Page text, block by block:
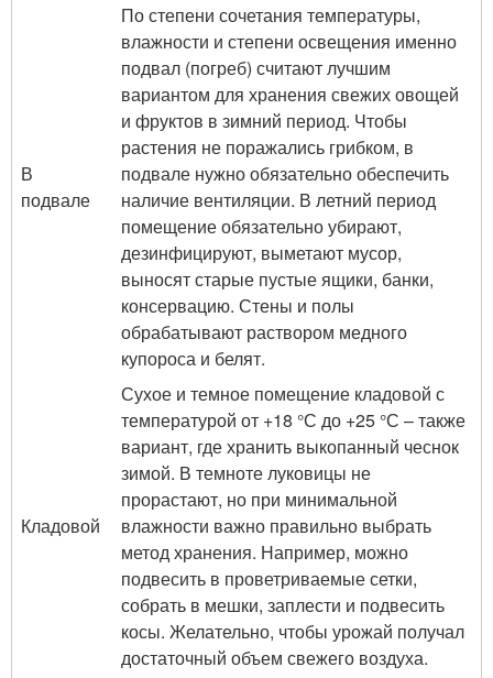
В
подвале
По степени сочетания температуры,
влажности и степени освещения именно
подвал (погреб) считают лучшим
вариантом для хранения свежих овощей
и фруктов в зимний период. Чтобы
растения не поражались грибком, в
подвале нужно обязательно обеспечить
наличие вентиляции. В летний период
помещение обязательно убирают,
дезинфицируют, выметают мусор,
выносят старые пустые ящики, банки,
консервацию. Стены и полы
обрабатывают раствором медного
купороса и белят.
Кладовой
Сухое и темное помещение кладовой с
температурой от +18 °С до +25 °С – также
вариант, где хранить выкопанный чеснок
зимой. В темноте луковицы не
прорастают, но при минимальной
влажности важно правильно выбрать
метод хранения. Например, можно
подвесить в проветриваемые сетки,
собрать в мешки, заплести и подвесить
косы. Желательно, чтобы урожай получал
достаточный объем свежего воздуха.